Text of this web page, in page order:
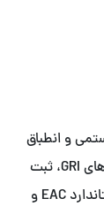
و انطباق
محصول، ارزیابی ESG بر اساس مجموعه استاندارد های GRI، ثبت
شرکت‌های ایرانی در FDA-FFR، صدور گواهینامه استاندارد EAC و